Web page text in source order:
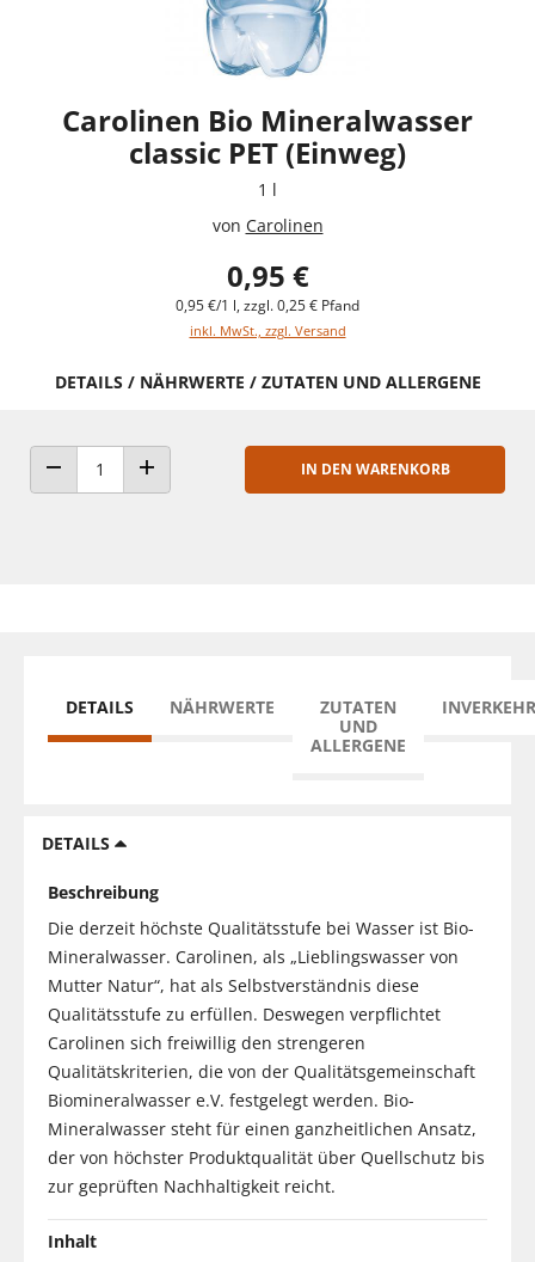
Carolinen Bio Mineralwasser
classic PET (Einweg)
1 l
von Carolinen
0,95 €
0,95 €/1 l, zzgl. 0,25 € Pfand
inkl. MwSt., zzgl. Versand
DETAILS / NÄHRWERTE / ZUTATEN UND ALLERGENE
ANZAHL VERRINGERNANZAHL ERHÖHEN
IN DEN WARENKORB
DETAILS NÄHRWERTE
ZUTATEN
UND
ALLERGENE
DETAILS
Beschreibung
Die derzeit höchste Qualitätsstufe bei Wasser ist Bio-
Mineralwasser. Carolinen, als „Lieblingswasser von
Mutter Natur“, hat als Selbstverständnis diese
Qualitätsstufe zu erfüllen. Deswegen verpflichtet
Carolinen sich freiwillig den strengeren
Qualitätskriterien, die von der Qualitätsgemeinschaft
Biomineralwasser e.V. festgelegt werden. Bio-
Mineralwasser steht für einen ganzheitlichen Ansatz,
der von höchster Produktqualität über Quellschutz bis
zur geprüften Nachhaltigkeit reicht.
Inhalt